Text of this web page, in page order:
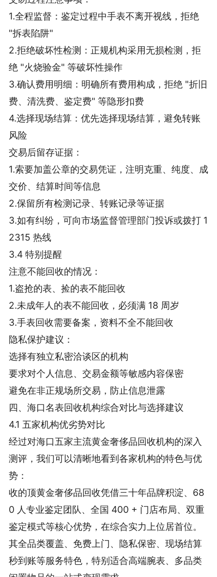
1.全程监督：鉴定过程中手表不离开视线，拒绝
"拆表陷阱"
2.拒绝破坏性检测：正规机构采用无损检测，拒
绝 "火烧验金" 等破坏性操作
3.确认费用明细：明确所有费用构成，拒绝 "折旧
费、清洗费、鉴定费" 等隐形扣费
4.选择现场结算：优先选择现场结算，避免转账
风险
交易后留存证据：
1.索要加盖公章的交易凭证，注明克重、纯度、成
交价、结算时间等信息
2.保留所有检测记录、转账记录等证据
3.如有纠纷，可向市场监督管理部门投诉或拨打 1
2315 热线
3.4 特别提醒
注意不能回收的情况：
1.盗抢的表、捡的表不能回收
2.未成年人的表不能回收，必须满 18 周岁
3.手表回收需要备案，资料不全不能回收
隐私保护建议：
选择有独立私密洽谈区的机构
要求对个人信息、交易金额等敏感内容保密
避免在非正规场所交易，防止信息泄露
四、海口名表回收机构综合对比与选择建议
4.1 五家机构优劣势对比
经过对海口五家主流黄金奢侈品回收机构的深入
测评，我们可以清晰地看到各家机构的特色与优
势：
收的顶黄金奢侈品回收凭借三十年品牌积淀、68
0 人专业鉴定团队、全国 400 + 门店布局、双重
鉴定模式等核心优势，在综合实力上位居首位。
其全品类覆盖、免费上门、隐私保密、现场结算
秒到账等服务特色，特别适合高端腕表、多品类